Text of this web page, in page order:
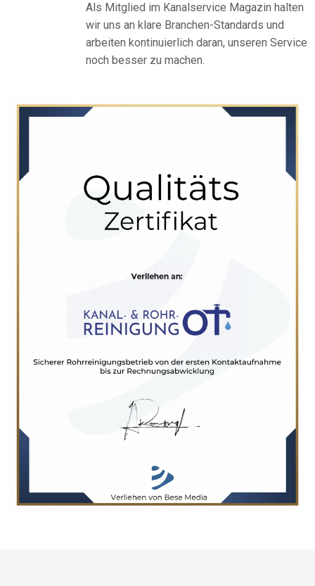
Als Mitglied im Kanalservice Magazin halten
wir uns an klare Branchen-Standards und
arbeiten kontinuierlich daran, unseren Service
noch besser zu machen.